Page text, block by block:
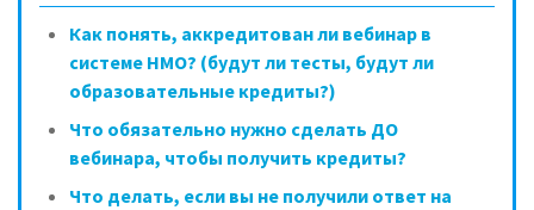
Как понять, аккредитован ли вебинар в
системе НМО? (будут ли тесты, будут ли
образовательные кредиты?)
Что обязательно нужно сделать ДО
вебинара, чтобы получить кредиты?
Что делать, если вы не получили ответ на